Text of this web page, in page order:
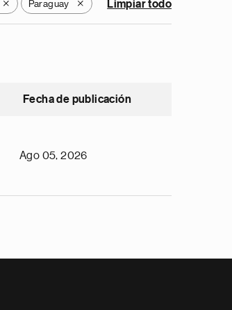
X Paraguay X Limpiar todo
Fecha de publicación
Ago 05, 2026